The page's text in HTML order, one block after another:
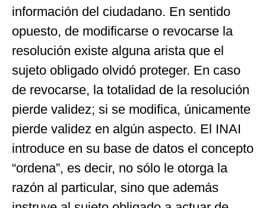
información del ciudadano. En sentido
opuesto, de modificarse o revocarse la
resolución existe alguna arista que el
sujeto obligado olvidó proteger. En caso
de revocarse, la totalidad de la resolución
pierde validez; si se modifica, únicamente
pierde validez en algún aspecto. El INAI
introduce en su base de datos el concepto
“ordena”, es decir, no sólo le otorga la
razón al particular, sino que además